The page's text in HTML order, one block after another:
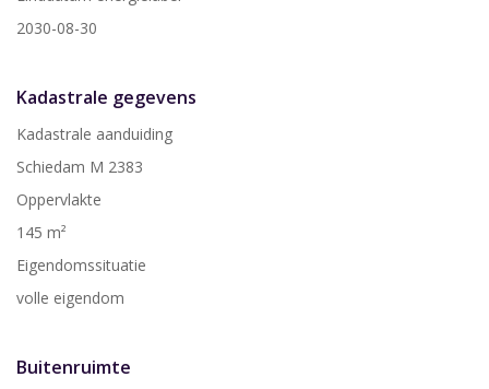
2030-08-30
Kadastrale gegevens
Kadastrale aanduiding
Schiedam M 2383
Oppervlakte
145 m²
Eigendomssituatie
volle eigendom
Buitenruimte